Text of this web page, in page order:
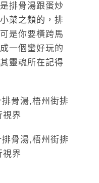
排骨湯跟蛋炒
菜之類的，排
是你要橫跨馬
一個蠻好玩的
靈魂所在記得